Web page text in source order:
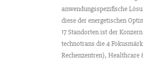
anwendungsspezifische
diese der energetischen
17 Standorten ist der
technotrans die 4
Rechenzentren),